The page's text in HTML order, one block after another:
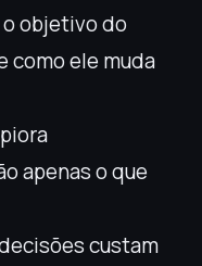
o objetivo do
como ele muda
apenas o que
custam